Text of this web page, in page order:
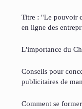
Titre : "Le pouvoir
en ligne des
L'importance du
Conseils pour
publicitaires de
Comment se